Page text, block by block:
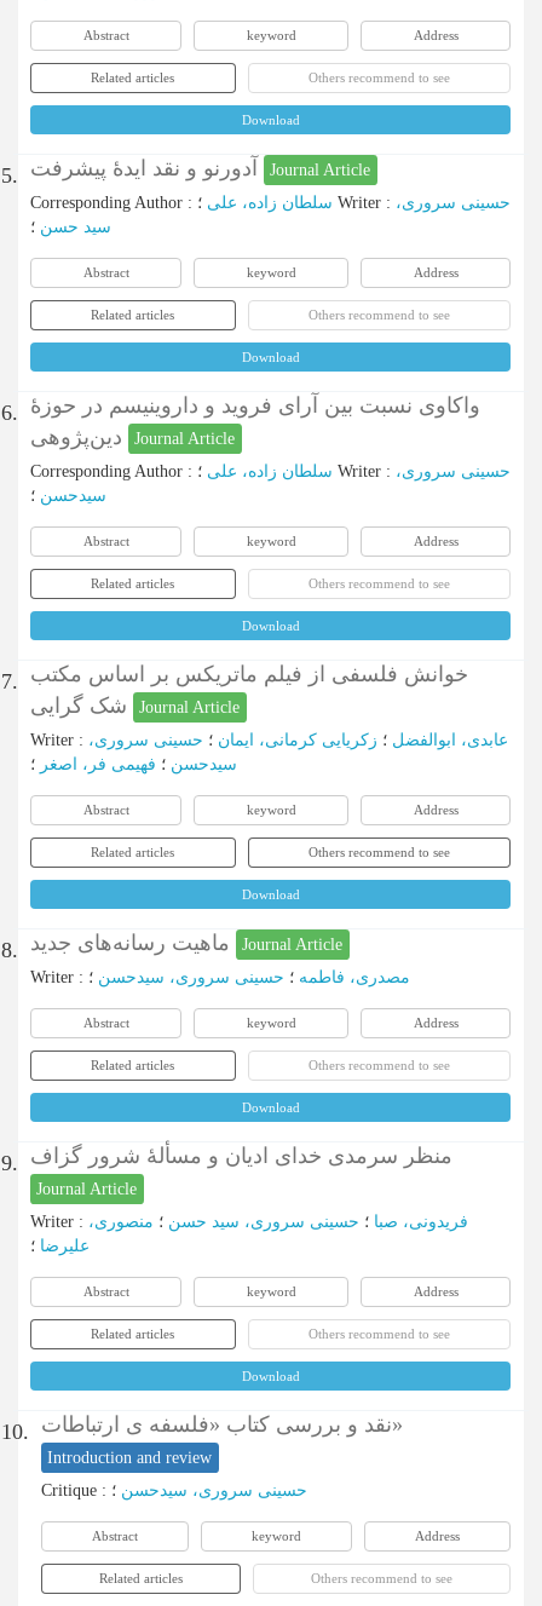
Abstract keyword Address
Related articles Others recommend to see
Download
5.
Journal Article
Corresponding Author : سلطان زاده، علی Writer : حسینی سروری،
سید حسن ؛
Abstract keyword Address
Related articles Others recommend to see
Download
6. واکاوی نسبت بین آرای فروید و داروینیسم در حوزۀ
Journal Article
Corresponding Author : سلطان زاده، علی Writer : حسینی سروری،
سیدحسن ؛
Abstract keyword Address
Related articles Others recommend to see
Download
7. خوانش فلسفی از فیلم ماتریکس بر اساس مکتب
Journal Article
Writer : عابدی، ابوالفضل ؛ زکریایی کرمانی، ایمان ؛ حسینی سروری،
سیدحسن ؛ فهیمی فر، اصغر ؛
Abstract keyword Address
Related articles Others recommend to see
Download
8.
Journal Article
Writer : مصدری، فاطمه ؛ حسینی سروری، سیدحسن ؛
Abstract keyword Address
Related articles Others recommend to see
Download
9. منظر سرمدی خدای ادیان و مسألۀ شرور گزاف
Journal Article
Writer : فریدونی، صبا ؛ حسینی سروری، سید حسن ؛ منصوری،
علیرضا ؛
Abstract keyword Address
Related articles Others recommend to see
Download
10. نقد و بررسی کتاب «فلسفه ی ارتباطات»
Introduction and review
Critique : حسینی سروری، سیدحسن ؛
Abstract keyword Address
Related articles Others recommend to see